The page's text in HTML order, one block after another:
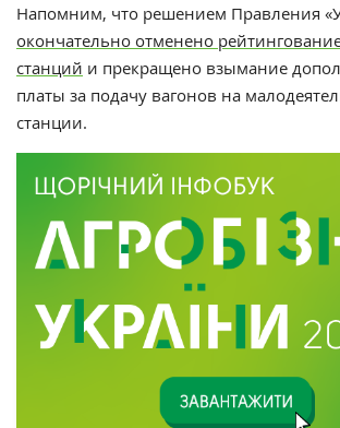
Напомним, что решением Правления
окончательно отменено
станций и прекращено взымание
платы за подачу вагонов на
станции.